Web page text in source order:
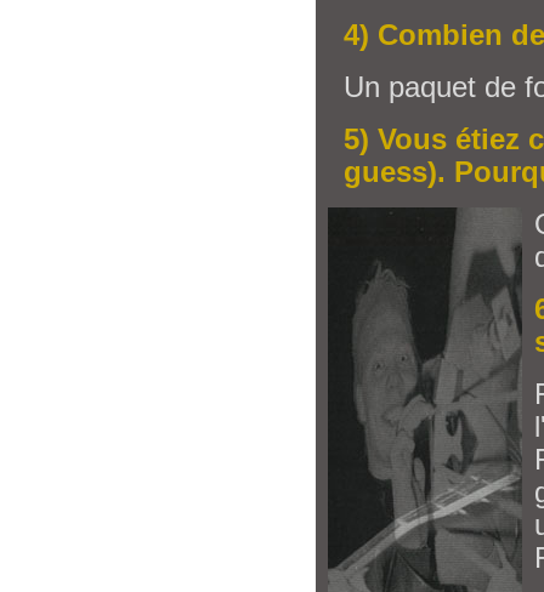
4) Combien
Un paquet de
5) Vous étiez
guess).